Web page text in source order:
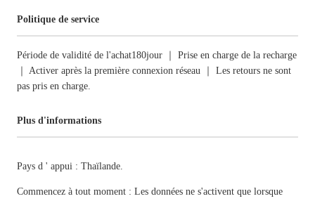
Politique de service
Période de validité de l'achat180jour ｜ Prise en charge de la recharge
｜ Activer après la première connexion réseau ｜ Les retours ne sont
pas pris en charge.
Plus d'informations
Pays d ' appui : Thaïlande.
Commencez à tout moment : Les données ne s'activent que lorsque